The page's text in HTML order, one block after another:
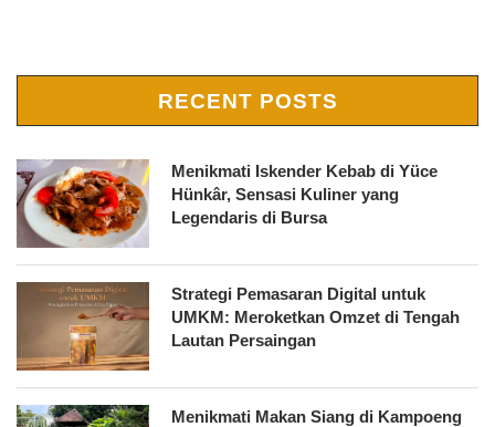
RECENT POSTS
Menikmati Iskender Kebab di Yüce
Hünkâr, Sensasi Kuliner yang
Legendaris di Bursa
Strategi Pemasaran Digital untuk
UMKM: Meroketkan Omzet di Tengah
Lautan Persaingan
Menikmati Makan Siang di Kampoeng